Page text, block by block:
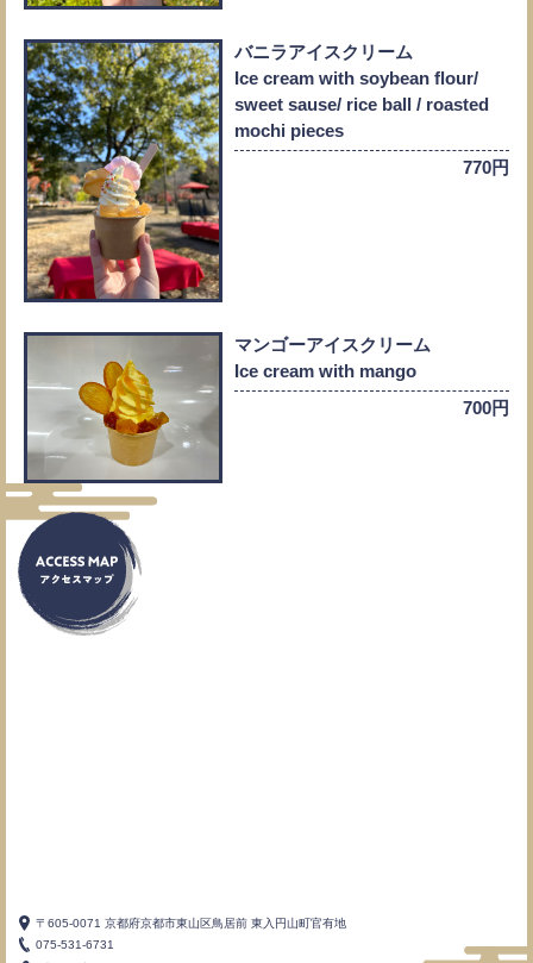
バニラアイスクリーム
Ice cream with soybean flour/
sweet sause/ rice ball / roasted
mochi pieces
770円
マンゴーアイスクリーム
Ice cream with mango
700円
〒605-0071 京都府京都市東山区鳥居前 東入円山町官有地
075-531-6731